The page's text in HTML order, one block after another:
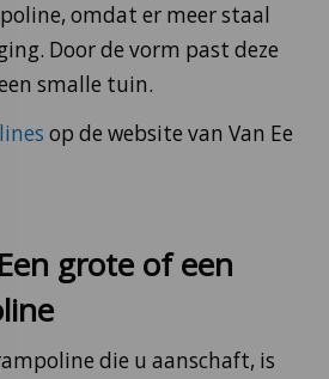
omdat er meer staal
Door de vorm past deze
smalle tuin.
op de website van Van Ee
grote of een
die u aanschaft, is